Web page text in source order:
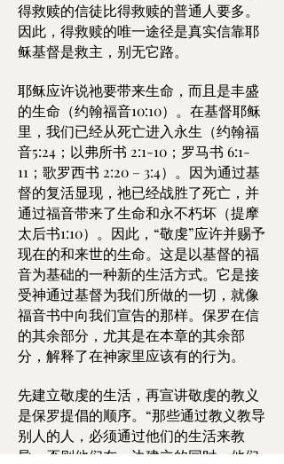
得救赎的信徒比得救赎的普通人要多。
因此，得救赎的唯一途径是真实信靠耶
稣基督是救主，别无它路。
耶稣应许说祂要带来生命，而且是丰盛
的生命（约翰福音10:10）。在基督耶稣
里，我们已经从死亡进入永生（约翰福
音5:24；以弗所书 2:1-10；罗马书 6:1-
11；歌罗西书 2:20 – 3:4）。因为通过基
督的复活显现，祂已经战胜了死亡，并
通过福音带来了生命和永不朽坏（提摩
太后书1:10）。因此，“敬虔”应许并赐予
现在的和来世的生命。这是以基督的福
音为基础的一种新的生活方式。它是接
受神通过基督为我们所做的一切，就像
福音书中向我们宣告的那样。保罗在信
的其余部分，尤其是在本章的其余部
分，解释了在神家里应该有的行为。
先建立敬虔的生活，再宣讲敬虔的教义
是保罗提倡的顺序。“那些通过教义教导
别人的人，必须通过他们的生活来教
导，否则他们在一边建立的同时，他们